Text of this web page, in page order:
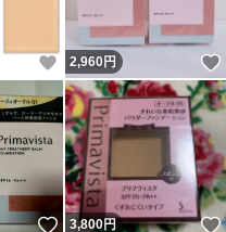
いいね！
2,960円
いいね！
3,800円